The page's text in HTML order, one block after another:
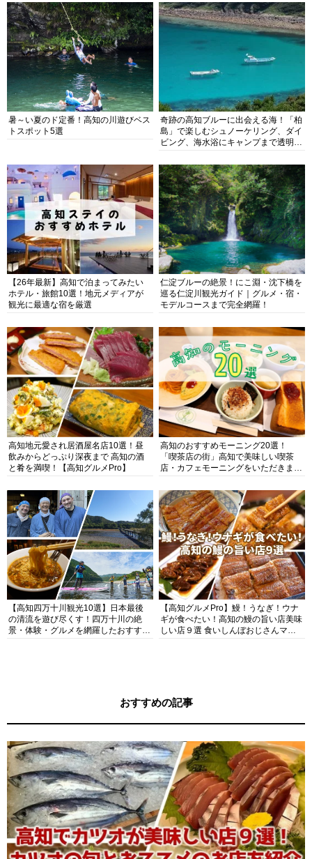
暑～い夏のド定番！高知の川遊びベス
トスポット5選
奇跡の高知ブルーに出会える海！「柏
島」で楽しむシュノーケリング、ダイ
ビング、海水浴にキャンプまで透明度
【26年最新】高知で泊まってみたい
ホテル・旅館10選！地元メディアが
観光に最適な宿を厳選
仁淀ブルーの絶景！にこ淵・沈下橋を
巡る仁淀川観光ガイド｜グルメ・宿・
モデルコースまで完全網羅！
高知地元愛され居酒屋名店10選！昼
飲みからどっぷり深夜まで 高知の酒
と肴を満喫！【高知グルメPro】
高知のおすすめモーニング20選！
「喫茶店の街」高知で美味しい喫茶
店・カフェモーニングをいただきま
【高知四万十川観光10選】日本最後
の清流を遊び尽くす！四万十川の絶
景・体験・グルメを網羅したおすすめ
【高知グルメPro】鰻！うなぎ！ウナ
ギが食べたい！高知の鰻の旨い店美味
しい店９選 食いしんぼおじさんマッ
おすすめの記事